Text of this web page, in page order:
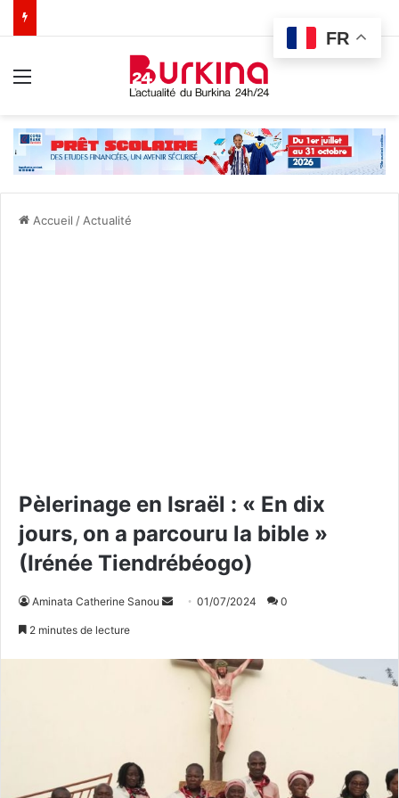
Accueil / Actualité
Pèlerinage en Israël : « En dix
jours, on a parcouru la bible »
(Irénée Tiendrébéogo)
Aminata Catherine Sanou
o
c
01/07/2024 0
2 minutes de lecture
FR